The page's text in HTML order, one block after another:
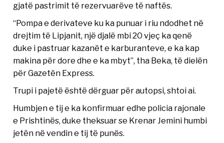
gjatë pastrimit të rezervuarëve të naftës.
“Pompa e derivateve ku ka punuar i riu ndodhet në
drejtim të Lipjanit, një djalë mbi 20 vjeç ka qenë
duke i pastruar kazanët e karburanteve, e ka kap
makina për dore dhe e ka mbyt”, tha Beka, të dielën
për Gazetën Express.
Trupi i pajetë është dërguar për autopsi, shtoi ai.
Humbjen e tij e ka konfirmuar edhe policia rajonale
e Prishtinës, duke theksuar se Krenar Jemini humbi
jetën në vendin e tij të punës.